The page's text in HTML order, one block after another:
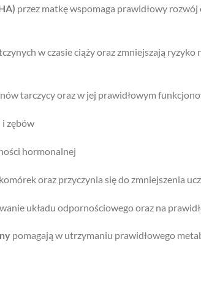
przez matkę wspomaga prawidłowy
w czasie ciąży oraz zmniejszają
tarczycy oraz w jej prawidłowym
zębów
hormonalnej
oraz przyczynia się do zmniejszenia
układu odpornościowego oraz na
pomagają w utrzymaniu prawidłowego